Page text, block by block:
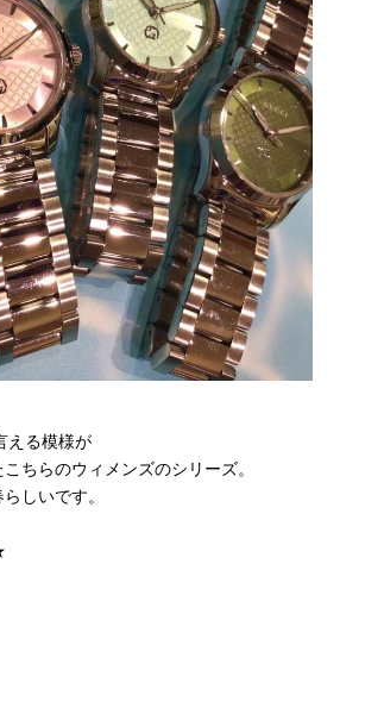
える模様が
ちらのウィメンズのシリーズ。
しいです。